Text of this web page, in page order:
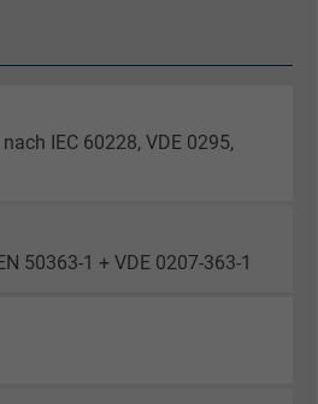
IEC 60228, VDE 0295,
50363-1 + VDE 0207-363-1